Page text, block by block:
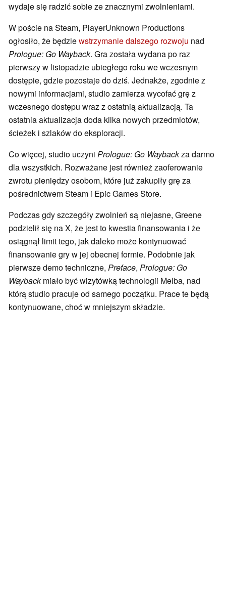
wydaje się radzić sobie ze znacznymi zwolnieniami.
W poście na Steam, PlayerUnknown Productions
ogłosiło, że będziewstrzymanie dalszego rozwoju nad
Prologue: Go Wayback. Gra została wydana po raz
pierwszy w listopadzie ubiegłego roku we wczesnym
dostępie, gdzie pozostaje do dziś. Jednakże, zgodnie z
nowymi informacjami, studio zamierza wycofać grę z
wczesnego dostępu wraz z ostatnią aktualizacją. Ta
ostatnia aktualizacja doda kilka nowych przedmiotów,
ścieżek i szlaków do eksploracji.
Co więcej, studio uczyni Prologue: Go Waybackza darmo
dla wszystkich. Rozważane jest również zaoferowanie
zwrotu pieniędzy osobom, które już zakupiły grę za
pośrednictwem Steam i Epic Games Store.
Podczas gdy szczegóły zwolnień są niejasne, Greene
podzielił się na X, że jest to kwestia finansowania i że
osiągnął limit tego, jak daleko może kontynuować
finansowanie gry w jej obecnej formie. Podobnie jak
pierwsze demo techniczne, Preface, Prologue: Go
Waybackmiało być wizytówką technologii Melba, nad
którą studio pracuje od samego początku. Prace te będą
kontynuowane, choć w mniejszym składzie.